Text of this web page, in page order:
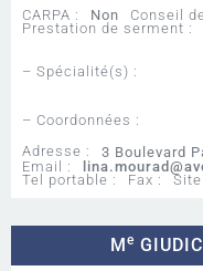
CARPA : Non Conseil
Prestation de serment :
– Spécialité(s) :
– Coordonnées :
Adresse :
3 Boulevard
Email :
Tel portable :
Fax : Site
Me